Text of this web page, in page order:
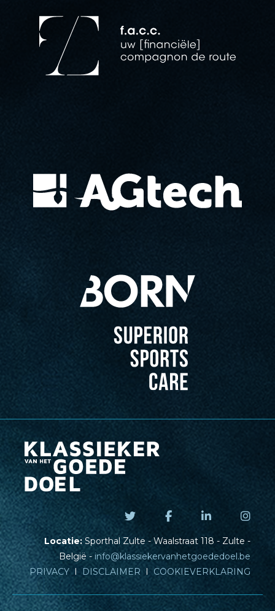
Locatie: Sporthal Zulte - Waalstraat 118 - Zulte -
België - info@klassiekervanhetgoededoel.be
PRIVACYI DISCLAIMER COOKIEVERKLARING